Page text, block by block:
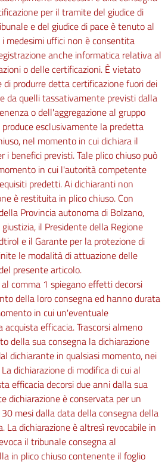
per il tramite del giudice di
e del giudice di pace è tenuto al
medesimi uffici non è consentita
anche informatica relativa al
o delle certificazioni. È vietato
produrre detta certificazione fuori dei
da quelli tassativamente previsti dalla
o dell'aggregazione al gruppo
esclusivamente la predetta
nel momento in cui dichiara il
i benefici previsti. Tale plico chiuso può
in cui l'autorità competente
predetti. Ai dichiaranti non
è restituita in plico chiuso. Con
Provincia autonoma di Bolzano,
il Presidente della Regione
e il Garante per la protezione di
le modalità di attuazione delle
presente articolo.
comma 1 spiegano effetti decorsi
della loro consegna ed hanno durata
in cui un'eventuale
acquista efficacia. Trascorsi almeno
della sua consegna la dichiarazione
dichiarante in qualsiasi momento, nei
dichiarazione di modifica di cui al
efficacia decorsi due anni dalla sua
dichiarazione è conservata per un
mesi dalla data della consegna della
La dichiarazione è altresì revocabile in
il tribunale consegna al
in plico chiuso contenente il foglio